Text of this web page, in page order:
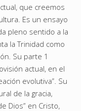
que creemos
Es un ensayo
pleno sentido a la
la Trinidad como
Su parte 1
actual, en el
evolutiva”. Su
de la gracia,
Dios” en Cristo,